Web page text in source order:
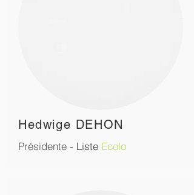
Hedwige DEHON
Présidente - Liste Ecolo